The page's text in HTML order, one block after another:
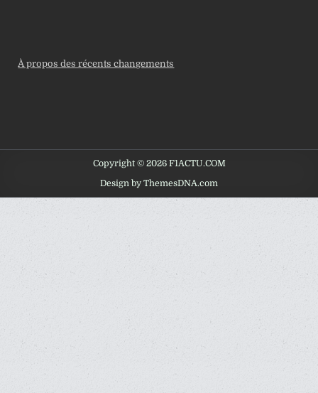
À propos des récents changements
Copyright © 2026 F1ACTU.COM
Design by ThemesDNA.com